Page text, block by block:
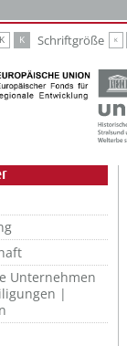
K K Schriftgröße K
Unternehmen
|